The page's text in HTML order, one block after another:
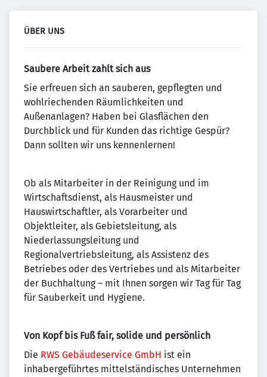
ÜBER UNS
Saubere Arbeit zahlt sich aus
Sie erfreuen sich an sauberen, gepflegten und
wohlriechenden Räumlichkeiten und
Außenanlagen? Haben bei Glasflächen den
Durchblick und für Kunden das richtige Gespür?
Dann sollten wir uns kennenlernen!
Ob als Mitarbeiter in der Reinigung und im
Wirtschaftsdienst, als Hausmeister und
Hauswirtschaftler, als Vorarbeiter und
Objektleiter, als Gebietsleitung, als
Niederlassungsleitung und
Regionalvertriebsleitung, als Assistenz des
Betriebes oder des Vertriebes und als Mitarbeiter
der Buchhaltung – mit Ihnen sorgen wir Tag für Tag
für Sauberkeit und Hygiene.
Von Kopf bis Fuß fair, solide und persönlich
Die RWS Gebäudeservice GmbH ist ein
inhabergeführtes mittelständisches Unternehmen